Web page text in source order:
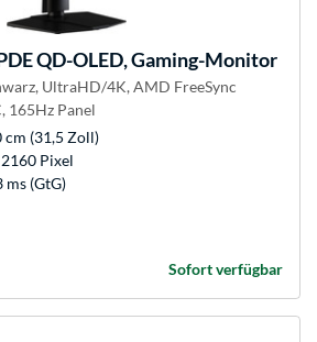
QD-OLED, Gaming-Monitor
UltraHD/4K, AMD FreeSync
165Hz Panel
cm (31,5 Zoll)
Pixel
ms (GtG)
Sofort verfügbar